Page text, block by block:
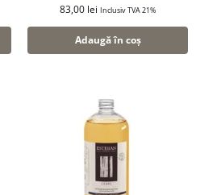
83,00 lei Inclusiv TVA 21%
Adaugă în coș